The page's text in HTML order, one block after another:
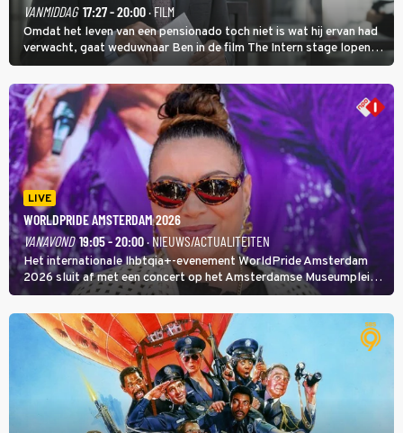
VANMIDDAG 17:27 - 20:00· FILM
Omdat het leven van een pensionado toch niet is wat hij ervan had
verwacht, gaat weduwnaar Ben in de film The Intern stage lopen
bij de hippe webwinkel van Jules, wat een gouden zet blijkt te zijn.
LIVE
WORLDPRIDE AMSTERDAM 2026
VANAVOND 19:05 - 20:00· NIEUWS/ACTUALITEITEN
Het internationale lhbtqia+-evenement WorldPride Amsterdam
2026 sluit af met een concert op het Amsterdamse Museumplein.
Anita Doth is een van de optredende artiesten. In de jaren 90
veroverde ze de wereld als zangeres van 2Unlimited.